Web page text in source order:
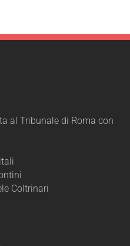
al Tribunale di Roma con
Coltrinari